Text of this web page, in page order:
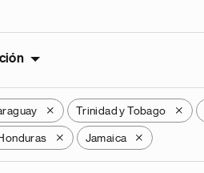
X Trinidad y Tobago X
X Jamaica X